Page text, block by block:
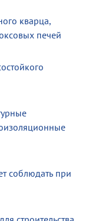
кварца,
печей
соблюдать при